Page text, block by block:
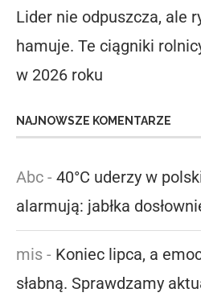
Lider nie odpuszcza, ale
hamuje. Te ciągniki
w 2026 roku
NAJNOWSZE KOMENTARZE
Abc - 40°C uderzy w
alarmują: jabłka
mis - Koniec lipca, a
słabną. Sprawdzamy